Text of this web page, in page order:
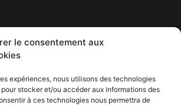
le consentement aux
expériences, nous utilisons des technologies
stocker et/ou accéder aux informations des
à ces technologies nous permettra de